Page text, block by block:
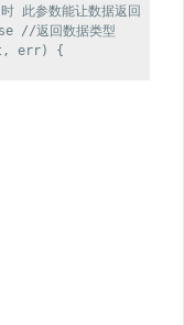
参数能让数据返回
//返回数据类型
err) {